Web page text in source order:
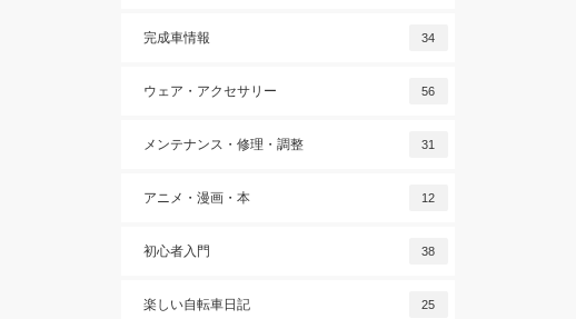
完成車情報 34
ウェア・アクセサリー 56
メンテナンス・修理・調整 31
アニメ・漫画・本 12
初心者入門 38
楽しい自転車日記 25